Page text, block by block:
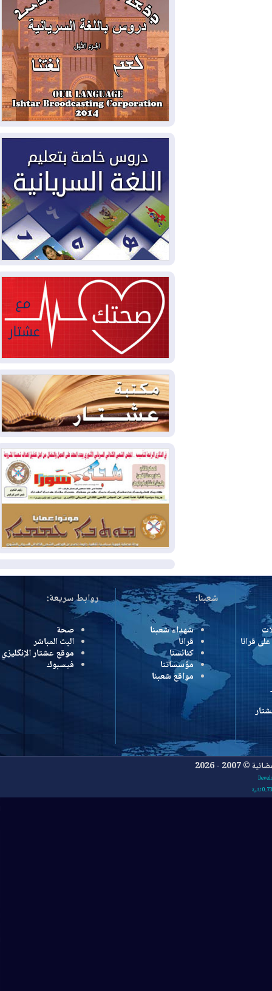
ملامح أخطر التحديات التي تواجه العراق
اليوم
2026-08-05
حرائق فرنسا.. توقيف 402
شخص بينهم 156 قاصرا منذ بداية موسم
الحرائق
2026-08-04سومو: إنتاج النفط في إقليم
كوردستان انخفض إلى أقل من 10%
ملفات حقبة الكاظمي تعود إلى
الواجهة.. أنباء عن مراجعات قضائية
وتحقيقات أوسع في قضايا فساد
2026-08-04بيترو يشكو تزوير الانتخابات
الرئاسية ويحذر من "حرب أهلية" في
كولومبيا
2026-08-03رئيس إقليم كوردستان في
2026-08-03
العراق يؤكد مجدداً التزامه
بمنع الهجمات على الدول المجاورة
2026-08-03
العجز والاقتراض يطوقان
المالية العراقية.. اقتراض يتجاوز 3 تريليونات
دينار!
2026-08-03كوبا تغرق في الظلام مجددا
وانهيار الشبكة الكهربائية
2026-08-03
أوامر بإجلاء 60 ألف شخص
بسبب الحرائق في ولاية واشنطن
2026-08-02
مشروع "حسابي" يُمهل
الموظفين حتى نهاية أغسطس لاستلام
بطاقاتهم المصرفية
2026-08-02دمشق وعمّان تحذران بغداد:
أي هجوم من أراضي العراق سيواجه برد
المزيد
شعبنا:
شهداء شعبنا
قرانا
كنائسنا
مؤسساتنا
مواقع شعبنا
روابط سريعة:
صحة
البث المباشر
موقع عشتار الإنگليزي
فيسبوك
2026